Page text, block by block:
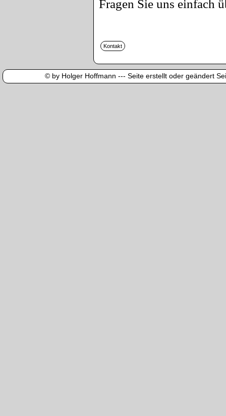
Fragen Sie uns einfach
© by Holger Hoffmann --- Seite erstellt oder geändert